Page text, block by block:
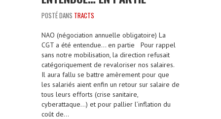
POSTÉ DANS TRACTS
NAO (négociation annuelle obligatoire) La
CGT a été entendue… en partie Pour rappel
sans notre mobilisation, la direction refusait
catégoriquement de revaloriser nos salaires.
Il aura fallu se battre amèrement pour que
les salariés aient enfin un retour sur salaire de
tous leurs efforts (crise sanitaire,
cyberattaque…) et pour pallier l’inflation du
coût de…